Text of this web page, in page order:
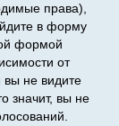
права),
в форму
формой
от
вы не видите
значит, вы не